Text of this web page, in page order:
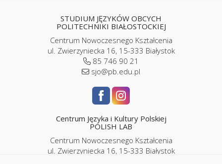
STUDIUM JĘZYKÓW OBCYCH
POLITECHNIKI BIAŁOSTOCKIEJ
Centrum Nowoczesnego Kształcenia
ul. Zwierzyniecka 16, 15-333 Białystok
85 746 90 21
sjo@pb.edu.pl
Centrum Języka i Kultury Polskiej
POLISH LAB
Centrum Nowoczesnego Kształcenia
ul. Zwierzyniecka 16, 15-333 Białystok